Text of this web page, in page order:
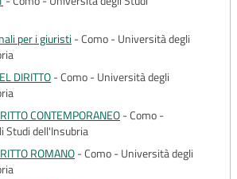
per i giuristi -Como - Università degli
DIRITTO-Como - Università degli
CONTEMPORANEO-Como -
Studi dell'Insubria
ROMANO-Como - Università degli